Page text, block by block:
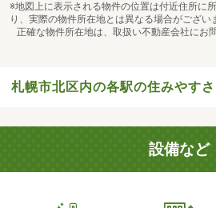
※地図上に表示される物件の位置は付近住所に
り、実際の物件所在地とは異なる場合がござい
正確な物件所在地は、取扱い不動産会社にお
札幌市北区内の各駅の住みやすさ
設備など